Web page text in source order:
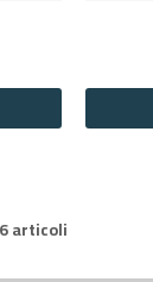
articoli